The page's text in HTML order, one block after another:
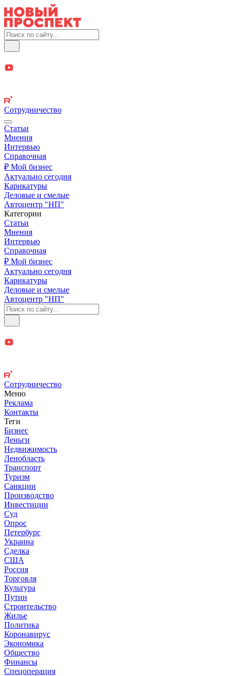
Сотрудничество
Статьи
Мнения
Интервью
Справочная
₽ Мой бизнес
Актуально сегодня
Карикатуры
Деловые и смелые
Автоцентр "НП"
Категории
Статьи
Мнения
Интервью
Справочная
₽ Мой бизнес
Актуально сегодня
Карикатуры
Деловые и смелые
Автоцентр "НП"
Сотрудничество
Меню
Реклама
Контакты
Теги
Бизнес
Деньги
Недвижимость
Ленобласть
Транспорт
Туризм
Санкции
Производство
Инвестиции
Суд
Опрос
Петербург
Украина
Сделка
США
Россия
Торговля
Культура
Путин
Строительство
Жилье
Политика
Коронавирус
Экономика
Общество
Финансы
Спецоперация